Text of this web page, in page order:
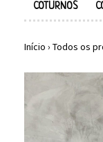
COTURNOS
Início › Todos os